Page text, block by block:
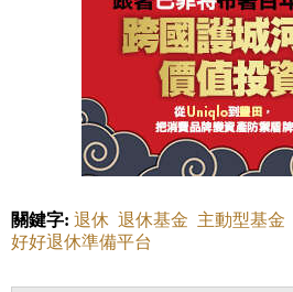
關鍵字: 退休 退休基金 主動型基金
好好退休準備平台